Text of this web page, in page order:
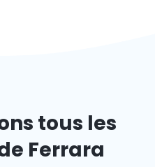
tous les
Ferrara